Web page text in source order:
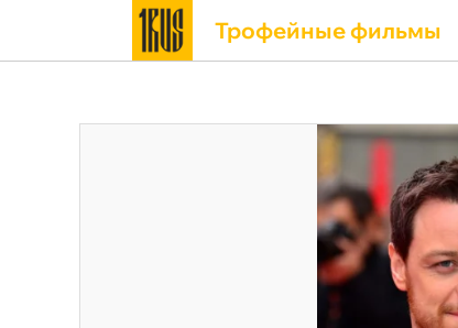
Трофейные фильмы